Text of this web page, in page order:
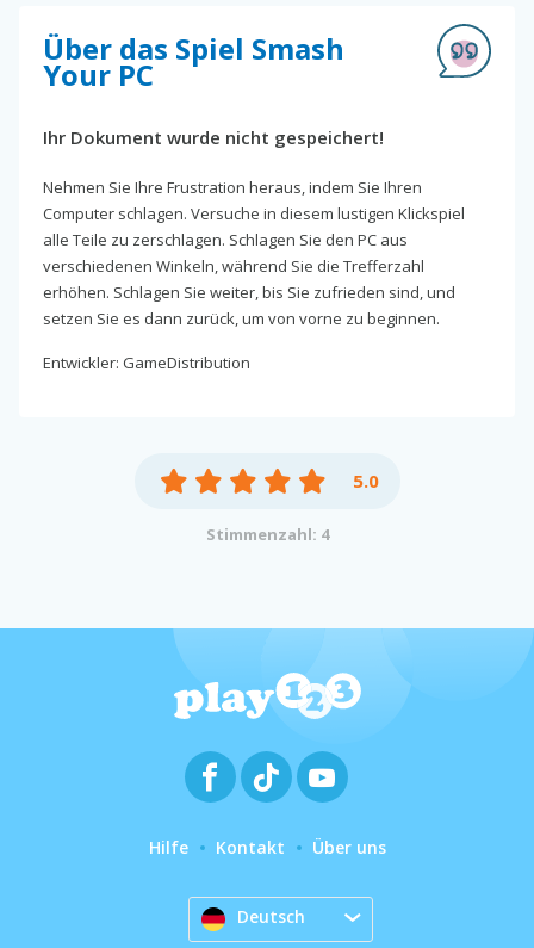
Über das Spiel Smash
Your PC
Ihr Dokument wurde nicht gespeichert!
Nehmen Sie Ihre Frustration heraus, indem Sie Ihren
Computer schlagen. Versuche in diesem lustigen Klickspiel
alle Teile zu zerschlagen. Schlagen Sie den PC aus
verschiedenen Winkeln, während Sie die Trefferzahl
erhöhen. Schlagen Sie weiter, bis Sie zufrieden sind, und
setzen Sie es dann zurück, um von vorne zu beginnen.
Entwickler: GameDistribution
5.0
Stimmenzahl: 4
Hilfe Kontakt Über uns
Deutsch